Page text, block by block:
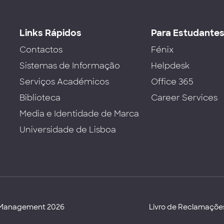
Links Rápidos
Contactos
Sistemas de Informação
Serviços Académicos
Biblioteca
Media e Identidade de Marca
Universidade de Lisboa
Para
Fénix
Helpdesk
Office 365
Career Services
2026 Livro de